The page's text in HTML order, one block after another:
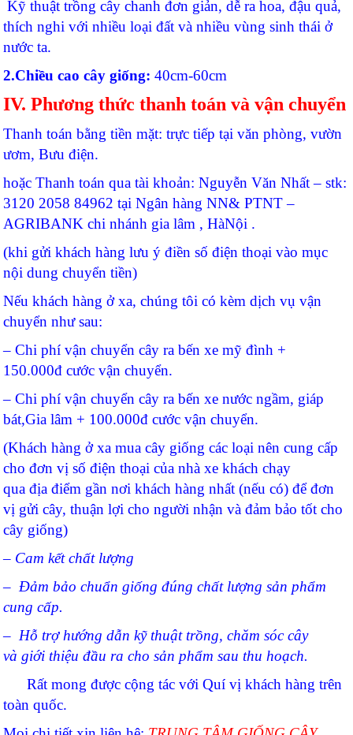
Kỹ thuật trồng cây chanh đơn giản, dễ ra hoa, đậu quả,
thích nghi với nhiều loại đất và nhiều vùng sinh thái ở
nước ta.
2.Chiều cao cây giống: 40cm-60cm
IV. Phương thức thanh toán và vận chuyển
Thanh toán bằng tiền mặt: trực tiếp tại văn phòng, vườn
ươm, Bưu điện.
hoặc Thanh toán qua tài khoản: Nguyễn Văn Nhất – stk:
3120 2058 84962 tại Ngân hàng NN& PTNT –
AGRIBANK chi nhánh gia lâm , HàNội .
(khi gửi khách hàng lưu ý điền số điện thoại vào mục
nội dung chuyển tiền)
Nếu khách hàng ở xa, chúng tôi có kèm dịch vụ vận
chuyển như sau:
– Chi phí vận chuyển cây ra bến xe mỹ đình +
150.000đ cước vận chuyển.
– Chi phí vận chuyển cây ra bến xe nước ngầm, giáp
bát,Gia lâm + 100.000đ cước vận chuyển.
(Khách hàng ở xa mua cây giống các loại nên cung cấp
cho đơn vị số điện thoại của nhà xe khách chạy
qua địa điểm gần nơi khách hàng nhất (nếu có) để đơn
vị gửi cây, thuận lợi cho người nhận và đảm bảo tốt cho
cây giống)
– Cam kết chất lượng
– Đảm bảo chuẩn giống đúng chất lượng sản phẩm
cung cấp.
– Hỗ trợ hướng dẫn kỹ thuật trồng, chăm sóc cây
và giới thiệu đầu ra cho sản phẩm sau thu hoạch.
Rất mong được cộng tác với Quí vị khách hàng trên
toàn quốc.